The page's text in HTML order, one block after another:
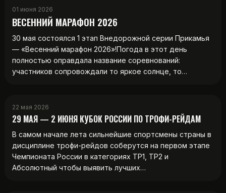
01 июня 2026
ВЕСЕННИЙ МАРАФОН 2026
30 мая состоялся 1 этап Внедорожной серии Прикамья
— «Весенний марафон 2026»!Погода в этот день
полностью оправдала название соревнований:
участников сопровождали то яркое солнце, то…
22 мая 2026
29 МАЯ — 2 ИЮНЯ КУБОК РОССИИ ПО ТРОФИ-РЕЙДАМ
В самом начале лета сильнейшие спортсмены страны в
дисциплине трофи-рейдов соберутся на первом этапе
Чемпионата России в категориях ТР1, ТР2 и
Абсолютный чтобы выявить лучших…